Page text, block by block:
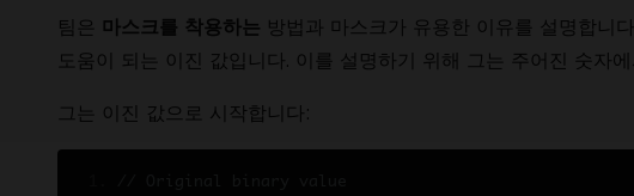
팀은 마스크를 착용하는 방법과 마스크가 유용한 이유를 설명합니
도움이 되는 이진 값입니다. 이를 설명하기 위해 그는 주어진 숫자
그는 이진 값으로 시작합니다: